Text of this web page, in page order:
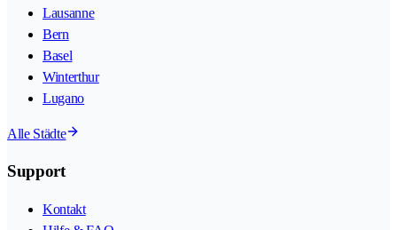
Lausanne
Bern
Basel
Winterthur
Lugano
Alle Städte
Support
Kontakt